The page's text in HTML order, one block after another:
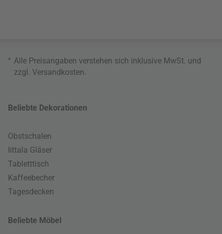
* Alle Preisangaben verstehen sich inklusive MwSt. und
zzgl. Versandkosten
Beliebte Dekorationen
Obstschalen
Iittala Gläser
Tabletttisch
Kaffeebecher
Tagesdecken
Beliebte Möbel